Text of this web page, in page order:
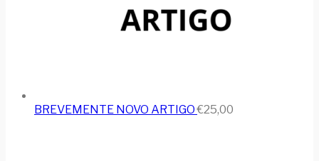
BREVEMENTE NOVO ARTIGO €25,00